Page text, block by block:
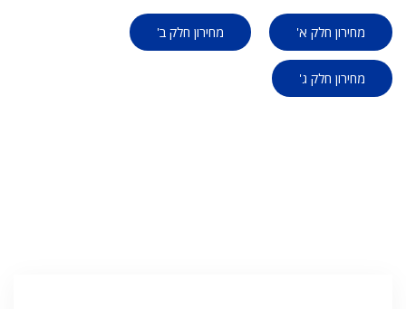
מחירון חלק א' מחירון חלק ב'
מחירון חלק ג'